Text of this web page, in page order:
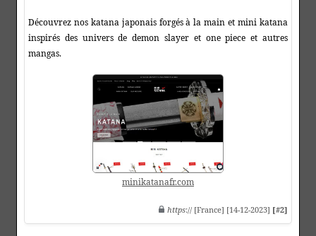
Découvrez nos katana japonais forgés à la main et mini katana
inspirés des univers de demon slayer et one piece et autres
mangas.
minikatanafr.com
https:// [France] [14-12-2023] [#2]